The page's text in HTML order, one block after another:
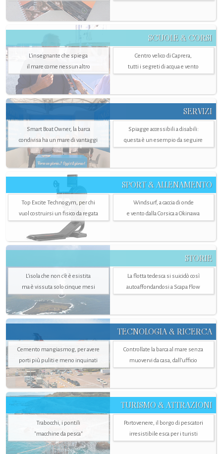
SCUOLE & CORSI
L'insegnante che spiega
il mare come nessun altro
Centro velico di Caprera,
tutti i segreti di acqua e vento
SERVIZI
Smart Boat Owner, la barca
condivisa ha un mare di vantaggi
Spiagge accessibili a disabili:
questa è un esempio da seguire
SPORT & ALLENAMENTO
Top Excite Technogym, per chi
vuol costruirsi un fisico da regata
Windsurf, a caccia di onde
e vento dalla Corsica a Okinawa
STORIE
L’isola che non c'è è esistita
ma è vissuta solo cinque mesi
La flotta tedesca si suicidò così
autoaffondandosi a Scapa Flow
TECNOLOGIA & RICERCA
Cemento mangiasmog, per avere
porti più puliti e meno inquinati
Controllate la barca al mare senza
muovervi da casa, dall’ufficio
TURISMO & ATTRAZIONI
Trabocchi, i pontili
"macchine da pesca"
Portovenere, il borgo di pescatori
irresistibile esca per i turisti